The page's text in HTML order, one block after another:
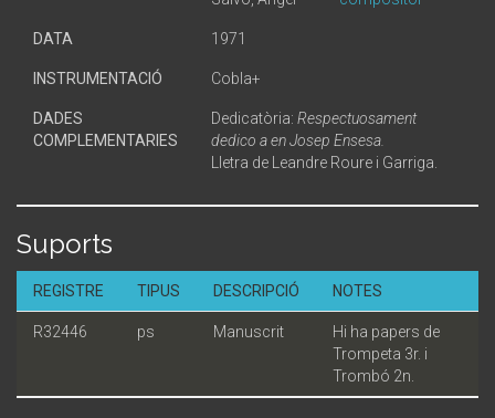
DATA 1971
INSTRUMENTACIÓ Cobla+
DADES
COMPLEMENTARIES
Dedicatòria: Respectuosament
dedico a en Josep Ensesa.
Lletra de Leandre Roure i Garriga.
Suports
REGISTRE TIPUS DESCRIPCIÓ NOTES
R32446 ps Manuscrit
Hi ha papers de
Trompeta 3r. i
Trombó 2n.